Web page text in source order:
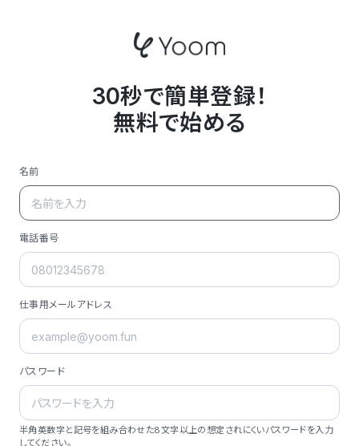
30秒で簡単登録！
無料で始める
名前
電話番号
仕事用メールアドレス
パスワード
半角英数字と記号を組み合わせた8文字以上の想定されにくいパスワードを入力
してください。